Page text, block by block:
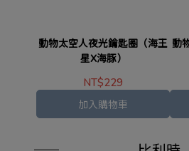
動物太空人夜光鑰匙圈（海王
星X海豚）
NT$229
加入購物車
動